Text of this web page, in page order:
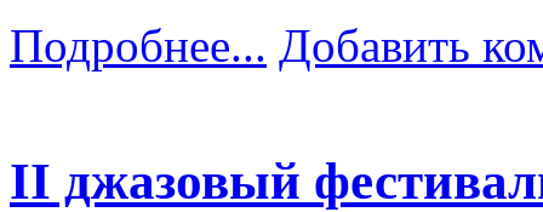
Подробнее... Добавить
II джазовый